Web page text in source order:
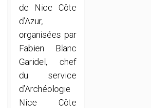
de Nice Côte
d’Azur,
organisées par
Fabien Blanc
Garidel, chef
du service
d’Archéologie
Nice Côte